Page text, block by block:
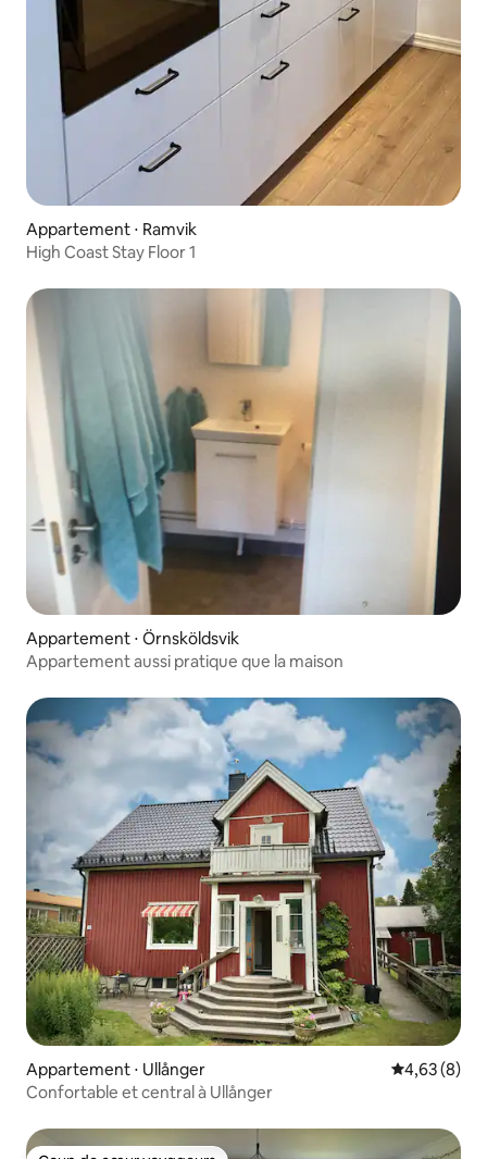
Appartement ⋅ Ramvik
High Coast Stay Floor 1
Appartement ⋅ Örnsköldsvik
Appartement aussi pratique que la maison
Appartement ⋅ Ullånger Évaluation
4,63 (8)
Confortable et central à Ullånger